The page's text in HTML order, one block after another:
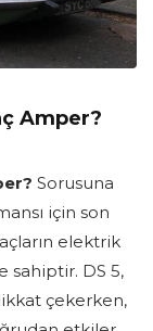
Amper?
Sorusuna
için son
elektrik
sahiptir. DS 5,
çekerken,